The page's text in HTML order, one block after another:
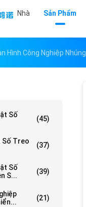
Nhà Sản Phẩm
Hình Công Nghiệp Nhúng
Số
(45)
Số Treo
(37)
Số
S...
(39)
(21)